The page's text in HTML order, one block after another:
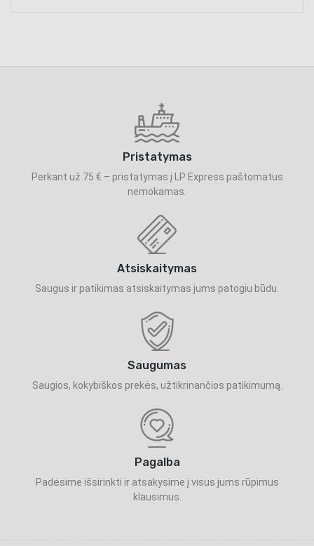
Pristatymas
Perkant už 75 € – pristatymas į LP Express paštomatus
nemokamas.
Atsiskaitymas
Saugus ir patikimas atsiskaitymas jums patogiu būdu.
Saugumas
Saugios, kokybiškos prekės, užtikrinančios patikimumą.
Pagalba
Padėsime išsirinkti ir atsakysime į visus jums rūpimus
klausimus.